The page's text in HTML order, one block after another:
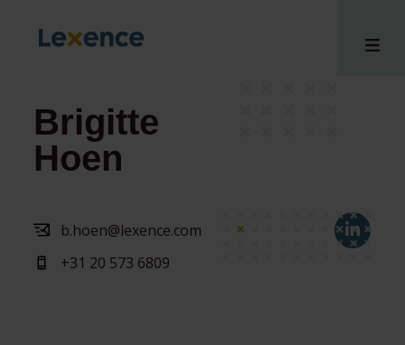
Brigitte
Hoen
b.hoen@lexence.com
+31 20 573 6809